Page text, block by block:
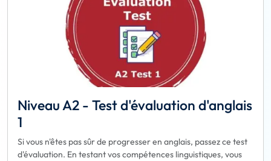
Niveau A2 - Test d'évaluation d'anglais
1
Si vous n'êtes pas sûr de progresser en anglais, passez ce test
d'évaluation. En testant vos compétences linguistiques, vous